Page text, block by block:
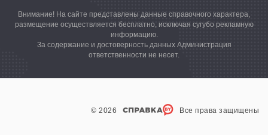
Внимание! На сайте представлены данные справочного характера,
размещение осуществляется бесплатно, исключая сугубо рекламную
информацию.
За содержание и достоверность данных Администрация
ответственности не несет.
© 2026 Все права защищены